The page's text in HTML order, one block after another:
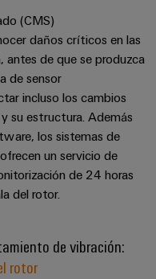
(CMS)
daños críticos en las
antes de que se produzca
de sensor
incluso los cambios
su estructura. Además
los sistemas de
un servicio de
de 24 horas
del rotor.
de vibración:
rotor